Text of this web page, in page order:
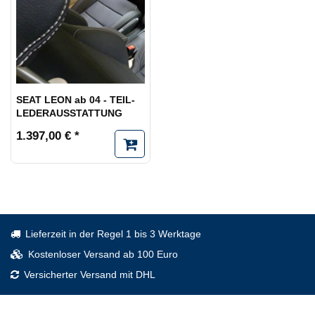
SEAT LEON ab 04 - TEIL-
LEDERAUSSTATTUNG
1.397,00 € *
Lieferzeit in der Regel 1 bis 3 Werktage
Kostenloser Versand ab 100 Euro
Versicherter Versand mit DHL